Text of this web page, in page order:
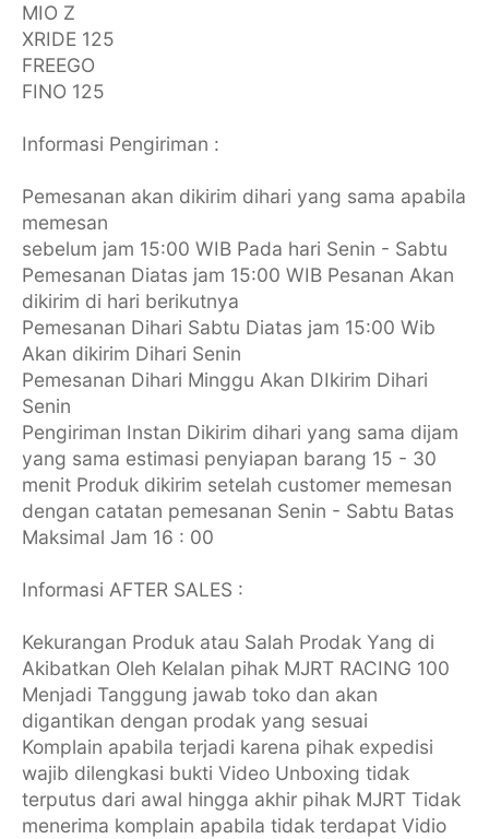
MIO Z
XRIDE 125
FREEGO
FINO 125
Informasi Pengiriman :
Pemesanan akan dikirim dihari yang sama apabila
memesan
sebelum jam 15:00 WIB Pada hari Senin - Sabtu
Pemesanan Diatas jam 15:00 WIB Pesanan Akan
dikirim di hari berikutnya
Pemesanan Dihari Sabtu Diatas jam 15:00 Wib
Akan dikirim Dihari Senin
Pemesanan Dihari Minggu Akan DIkirim Dihari
Senin
Pengiriman Instan Dikirim dihari yang sama dijam
yang sama estimasi penyiapan barang 15 - 30
menit Produk dikirim setelah customer memesan
dengan catatan pemesanan Senin - Sabtu Batas
Maksimal Jam 16 : 00
Informasi AFTER SALES :
Kekurangan Produk atau Salah Prodak Yang di
Akibatkan Oleh Kelalan pihak MJRT RACING 100
Menjadi Tanggung jawab toko dan akan
digantikan dengan prodak yang sesuai
Komplain apabila terjadi karena pihak expedisi
wajib dilengkasi bukti Video Unboxing tidak
terputus dari awal hingga akhir pihak MJRT Tidak
menerima komplain apabila tidak terdapat Vidio